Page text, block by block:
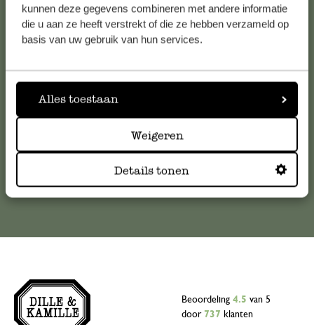
kunnen deze gegevens combineren met andere informatie
die u aan ze heeft verstrekt of die ze hebben verzameld op
basis van uw gebruik van hun services.
Alles toestaan
Weigeren
Details tonen
Klantenservice
Voor vragen, tips of hulp kun je contact opnemen met onze
meestgestelde vragen
klantenservice@dille-kamille.com
Beoordeling 4.5 van 5
door 737 klanten